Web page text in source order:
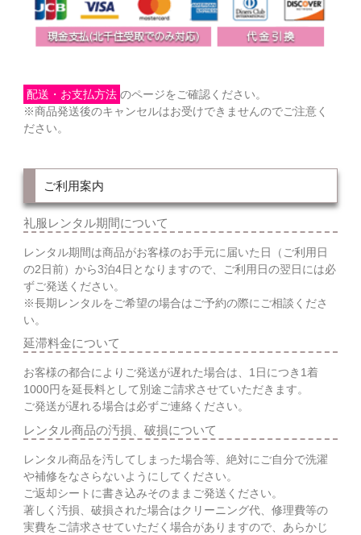
配送・お支払方法 のページをご確認ください。
※商品発送後のキャンセルはお受けできませんのでご注意く
ださい。
ご利用案内
礼服レンタル期間について
レンタル期間は商品がお客様のお手元に届いた日（ご利用日
の2日前）から3泊4日となりますので、ご利用日の翌日には必
ずご発送ください。
※長期レンタルをご希望の場合はご予約の際にご相談くださ
い。
延滞料金について
お客様の都合によりご発送が遅れた場合は、1日につき1着
1000円を延長料として別途ご請求させていただきます。
ご発送が遅れる場合は必ずご連絡ください。
レンタル商品の汚損、破損について
レンタル商品を汚してしまった場合等、絶対にご自分で洗濯
や補修をなさらないようにしてください。
ご返却シートに書き込みそのままご発送ください。
著しく汚損、破損された場合はクリーニング代、修理費等の
実費をご請求させていただく場合がありますので、あらかじ